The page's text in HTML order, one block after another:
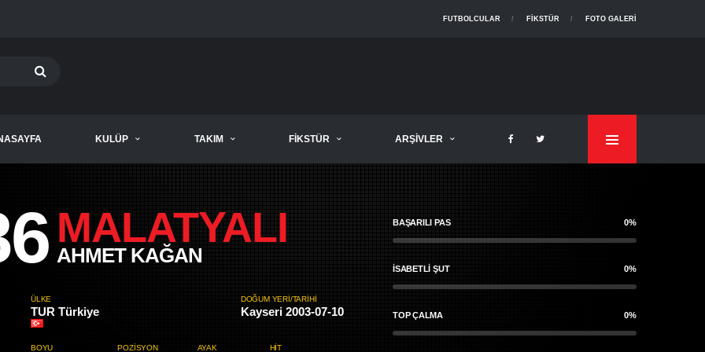
FOTO GALERI
FIKSTÜR
FUTBOLCULAR
KULÜP TAKIM FIKSTÜR ARŞIVLER
MALATYALI
AHMET KAĞAN
ÜLKE
TUR Türkiye
DOĞUM YERI/TARIHI
Kayseri 2003-07-10
BOYU POZISYON AYAK HIT
BAŞARILI PAS 0%
İSABETLI ŞUT 0%
TOP ÇALMA 0%